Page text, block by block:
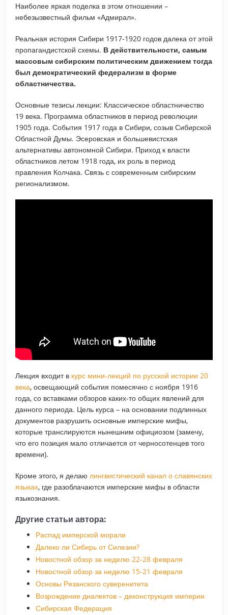
Наиболее яркая поделка в этом отношении –
небезызвестный фильм «Адмирал».
Реальная история Сибири 1917-1920 годов далека от этой
пропагандистской схемы. В действительности, самым
массовым сибирским политическим движением тогда
был демократический федерализм в форме
областничества.
Основные тезисы лекции: Классическое областничество
19 века. Программа областников в период революции
1905 года. События 1917 года в Сибири, созыв Сибирской
Областной Думы. Эсеровская и большевистская
альтернативы автономной Сибири. Приход к власти
областников летом 1918 года, их роль в период
правления Колчака. Связь с современным сибирским
регионализмом.
Лекция входит в курс мини-лекций по русской истории 20
века, освещающий события помесячно с ноября 1916
года, со вставками обзоров каких-то общих явлений для
данного периода. Цель курса – на основании подлинных
документов разрушить основные имперские мифы,
которые транслируются нынешним официозом (замечу,
что его позиция мало отличается от черносотенцев того
времени).
Кроме этого, я делаю лингвистический канал о славянских
языках, где разоблачаются имперские мифы в области
языкознания.
Другие статьи автора:
Распад имперской морали
Далеко ли Сибирь от Силезии?
Новостной обзор за неделю 22-28 февраля
Новостной обзор за неделю 15-21 февраля
Основы Рязанского суверенитета
Возрождение диалектов – деконструкция империи
Сибирская Федерация